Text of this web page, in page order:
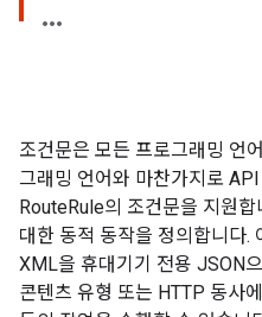
조건문은 모든 프로그래밍 언
그래밍 언어와 마찬가지로
RouteRule의 조건문을 지원합
대한 동적 동작을 정의합니다.
XML을 휴대기기 전용 JSON
콘텐츠 유형 또는 HTTP 동사